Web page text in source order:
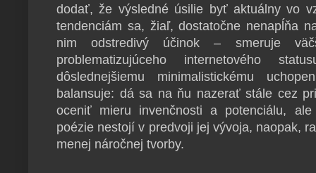
dodať, že výsledné úsilie byť aktuálny vo
tendenciám sa, žiaľ, dostatočne nenapĺňa
nim odstredivý účinok – smeruje
problematizujúceho internetového
dôslednejšiemu minimalistickému
balansuje: dá sa na ňu nazerať stále cez
oceniť mieru invenčnosti a potenciálu,
poézie nestojí v predvoji jej vývoja, naopak,
menej náročnej tvorby.